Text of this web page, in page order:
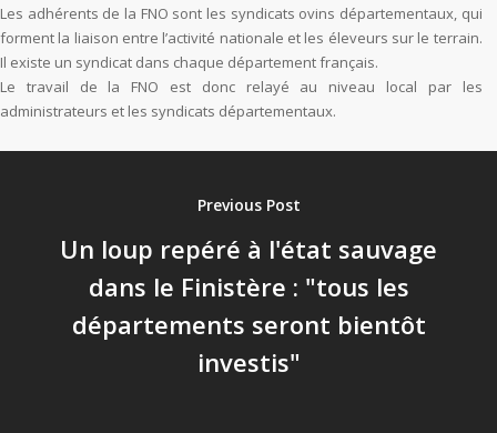
Les adhérents de la FNO sont les syndicats ovins départementaux, qui
forment la liaison entre l’activité nationale et les éleveurs sur le terrain.
Il existe un syndicat dans chaque département français.
Le travail de la FNO est donc relayé au niveau local par les
administrateurs et les syndicats départementaux.
Previous Post
Un loup repéré à l'état sauvage
dans le Finistère : "tous les
départements seront bientôt
investis"